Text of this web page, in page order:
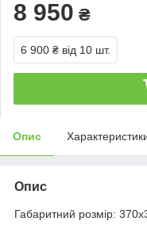
8 950 ₴
6 900 ₴ від 10 шт.
Опис
Опис
Габаритний розмір: